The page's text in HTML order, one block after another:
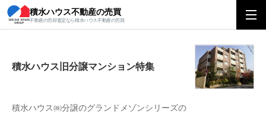
積水ハウス不動産の売買
不動産の売却査定なら積水ハウス不動産の売買
積水ハウス旧分譲マンション特集
積水ハウス旧分譲マンション特集
積水ハウス㈱分譲のグランドメゾンシリーズの